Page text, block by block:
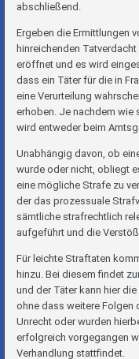
abschließend.
Ergeben die Ermittlungen
hinreichenden
eröffnet und es wird
dass ein Täter für die in
eine Verurteilung
erhoben. Je nachdem wie
wird entweder beim
Unabhängig davon, ob
wurde oder nicht, obliegt
eine mögliche Strafe zu
der das prozessuale
sämtliche strafrechtlich
aufgeführt und die
Für leichte Straftaten
hinzu. Bei diesem findet
und der Täter kann hier
ohne dass weitere Folgen
Unrecht oder wurden
erfolgreich vorgegangen
Verhandlung stattfindet.